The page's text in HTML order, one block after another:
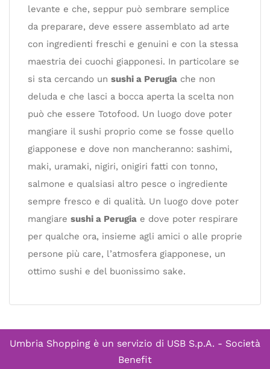
levante e che, seppur può sembrare semplice
da preparare, deve essere assemblato ad arte
con ingredienti freschi e genuini e con la stessa
maestria dei cuochi giapponesi. In particolare se
si sta cercando un sushi a Perugia che non
deluda e che lasci a bocca aperta la scelta non
può che essere Totofood. Un luogo dove poter
mangiare il sushi proprio come se fosse quello
giapponese e dove non mancheranno: sashimi,
maki, uramaki, nigiri, onigiri fatti con tonno,
salmone e qualsiasi altro pesce o ingrediente
sempre fresco e di qualità. Un luogo dove poter
mangiare sushi a Perugia e dove poter respirare
per qualche ora, insieme agli amici o alle proprie
persone più care, l’atmosfera giapponese, un
ottimo sushi e del buonissimo sake.
Umbria Shopping è un servizio di USB S.p.A. - Società
Benefit